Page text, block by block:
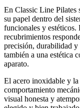
En Classic Line Pilates
su papel dentro del
funcionales y estéticos.
recubrimientos
precisión, durabilidad
también a una estética
aparato.
El acero inoxidable y la
comportamiento
visual honesta y